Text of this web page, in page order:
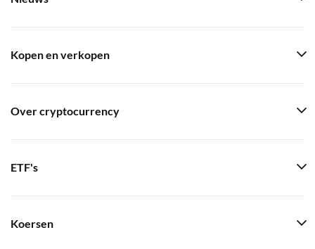
Kopen en verkopen
Over cryptocurrency
ETF's
Koersen